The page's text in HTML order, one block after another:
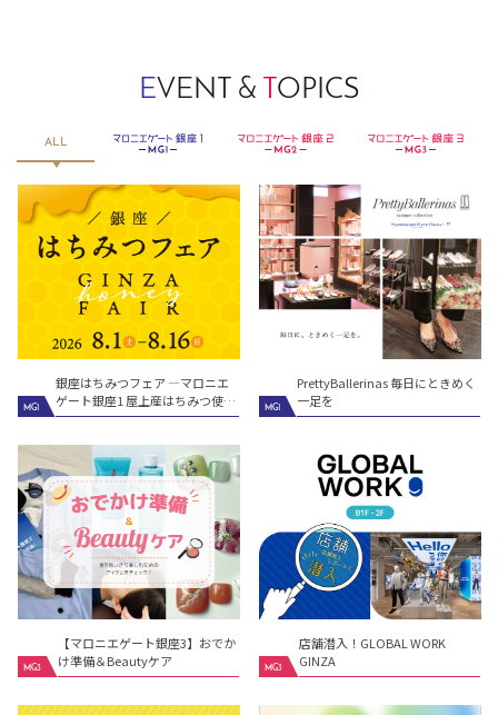
EVENT & T OPICS
ALL
マロニエゲート銀座３
MG1
銀座はちみつフェア ―マロニエ
ゲート銀座1 屋上産はちみつ使用
―
MG1
PrettyBallerinas 毎日にときめく
一足を
MG3
【マロニエゲート銀座3】おでか
け準備＆Beautyケア
MG3
店舗潜入！GLOBAL WORK
GINZA